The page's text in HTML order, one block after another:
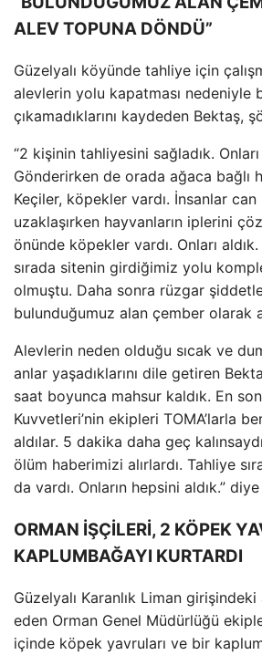
ALEV TOPUNA DÖNDÜ”
Güzelyalı köyünde tahliye için çal
alevlerin yolu kapatması nedeniyle
çıkamadıklarını kaydeden Bektaş, ş
“2 kişinin tahliyesini sağladık.
Gönderirken de orada ağaca bağlı
Keçiler, köpekler vardı. İnsanlar
uzaklaşırken hayvanların iplerini
önünde köpekler vardı. Onları
sırada sitenin girdiğimiz yolu
olmuştu. Daha sonra rüzgar
bulunduğumuz alan çember olarak
Alevlerin neden olduğu sıcak ve
anlar yaşadıklarını dile getiren
saat boyunca mahsur kaldık. En
Kuvvetleri’nin ekipleri TOMA’larla
aldılar. 5 dakika daha geç kal
ölüm haberimizi alırlardı. Tahliye
da vardı. Onların hepsini aldık.”
ORMAN İŞÇİLERİ, 2 KÖPEK
KAPLUMBAĞAYI KURTARDI
Güzelyalı Karanlık Liman
eden Orman Genel Müdürlüğü
içinde köpek yavruları ve bir